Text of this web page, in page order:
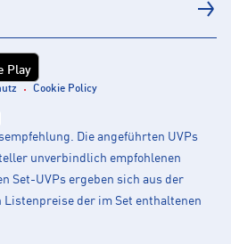
Play
Cookie Policy
Die angeführten UVPs
unverbindlich empfohlenen
Set-UVPs ergeben sich aus der
der im Set enthaltenen